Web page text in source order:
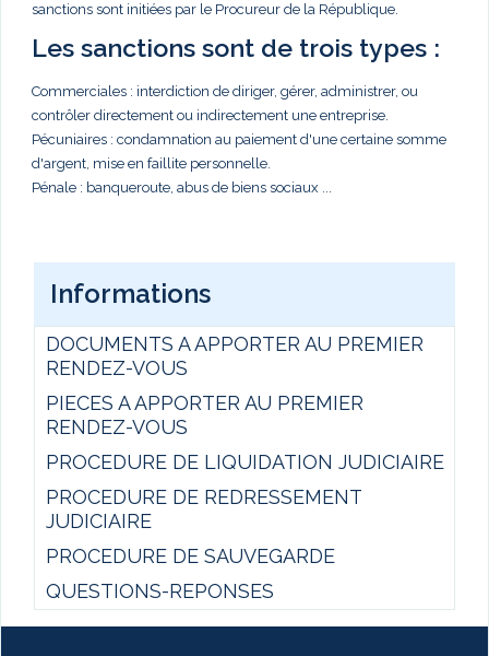
sanctions sont initiées par le Procureur de la République.
Les sanctions sont de trois types :
Commerciales : interdiction de diriger, gérer, administrer, ou
contrôler directement ou indirectement une entreprise.
Pécuniaires : condamnation au paiement d'une certaine somme
d'argent, mise en faillite personnelle.
Pénale : banqueroute, abus de biens sociaux ...
Informations
DOCUMENTS A APPORTER AU PREMIER
RENDEZ-VOUS
PIECES A APPORTER AU PREMIER
RENDEZ-VOUS
PROCEDURE DE LIQUIDATION JUDICIAIRE
PROCEDURE DE REDRESSEMENT
JUDICIAIRE
PROCEDURE DE SAUVEGARDE
QUESTIONS-REPONSES